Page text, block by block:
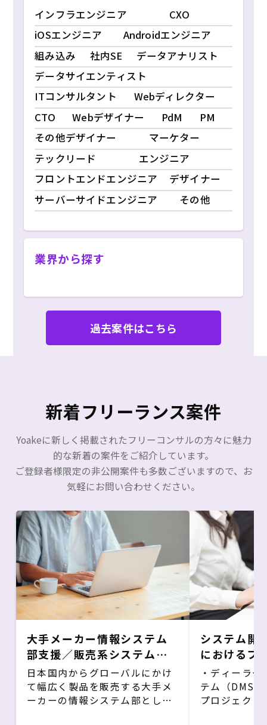
インフラエンジニア
CXO
iOSエンジニア
Androidエンジニア
組み込み
社内SE
データアナリスト
データサイエンティスト
ITコンサルタント
Webディレクター
CTO
Webデザイナー PdM
PM
その他デザイナー
マーケター
テックリード
エンジニア
フロントエンドエンジニア
デザイナー
サーバーサイドエンジニア
その他
業界から探す
過去案件はこちら
新着フリーランス案件
Yoakeに新しく掲載されたフリーコンサルの方々に魅力
的な新着の案件をご紹介しています。
ご登録者様限定の非公開案件も多数ございますので、お
気軽にお問い合わせください。
大手メーカー情報システム
部支援／販売系システム担
当
日本国内からグローバルにかけ
て幅広く製品を販売する大手メ
ーカーの情報システム部として
システム開
におけるプ
支援/自動車
・ディーラ
テム（DMS
プロジェクト